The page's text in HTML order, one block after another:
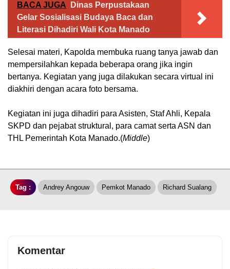
BACA JUGA
Dinas Perpustakaan
Gelar Sosialisasi Budaya Baca dan
Literasi Dihadiri Wali Kota Manado
Selesai materi, Kapolda membuka ruang tanya jawab dan
mempersilahkan kepada beberapa orang jika ingin
bertanya. Kegiatan yang juga dilakukan secara virtual ini
diakhiri dengan acara foto bersama.
Kegiatan ini juga dihadiri para Asisten, Staf Ahli, Kepala
SKPD dan pejabat struktural, para camat serta ASN dan
THL Pemerintah Kota Manado.(Middle)
Tag : Andrey Angouw Pemkot Manado Richard Sualang
Komentar